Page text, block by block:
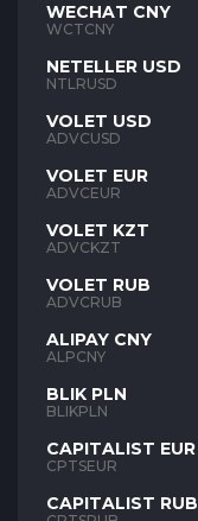
WECHAT CNY
WCTCNY
NETELLER USD
NTLRUSD
VOLET USD
ADVCUSD
VOLET EUR
ADVCEUR
VOLET KZT
ADVCKZT
VOLET RUB
ADVCRUB
ALIPAY CNY
ALPCNY
BLIK PLN
BLIKPLN
CAPITALIST EUR
CPTSEUR
CAPITALIST RUB